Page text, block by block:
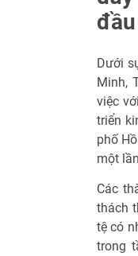
Dưới
Minh,
việc
triển
phố
một
Các
thách
tệ có
trong